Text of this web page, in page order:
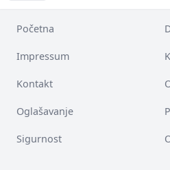
Početna
Impressum
Kontakt
Oglašavanje
Sigurnost